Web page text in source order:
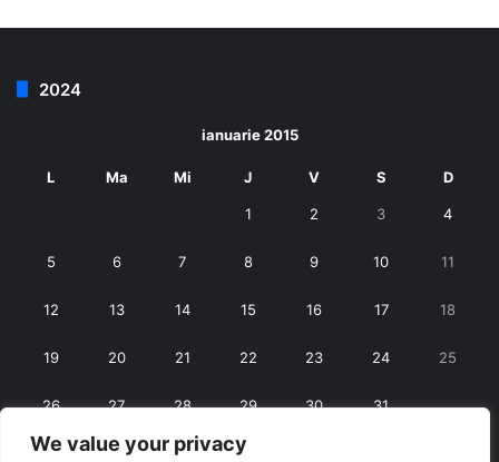
We value your privacy
2024
ianuarie 2015
L Ma Mi J V S D
1 2 3 4
5 6 7 8 9 10 11
12 13 14 15 16 17 18
19 20 21 22 23 24 25
26 27 28 29 30 31
« dec. feb. »